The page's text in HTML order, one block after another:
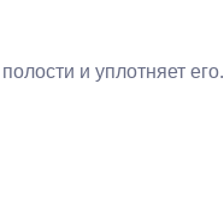
и уплотняет его.